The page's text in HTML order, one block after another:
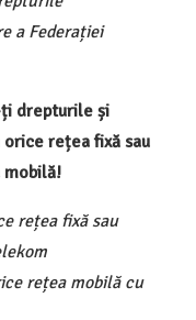
a Federației
drepturile și
rețea fixă sau
rețea fixă sau
rețea mobilă cu